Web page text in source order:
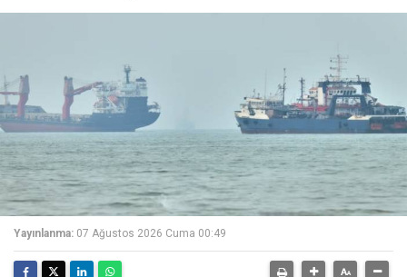
Yayınlanma: 07 Ağustos 2026 Cuma 00:49